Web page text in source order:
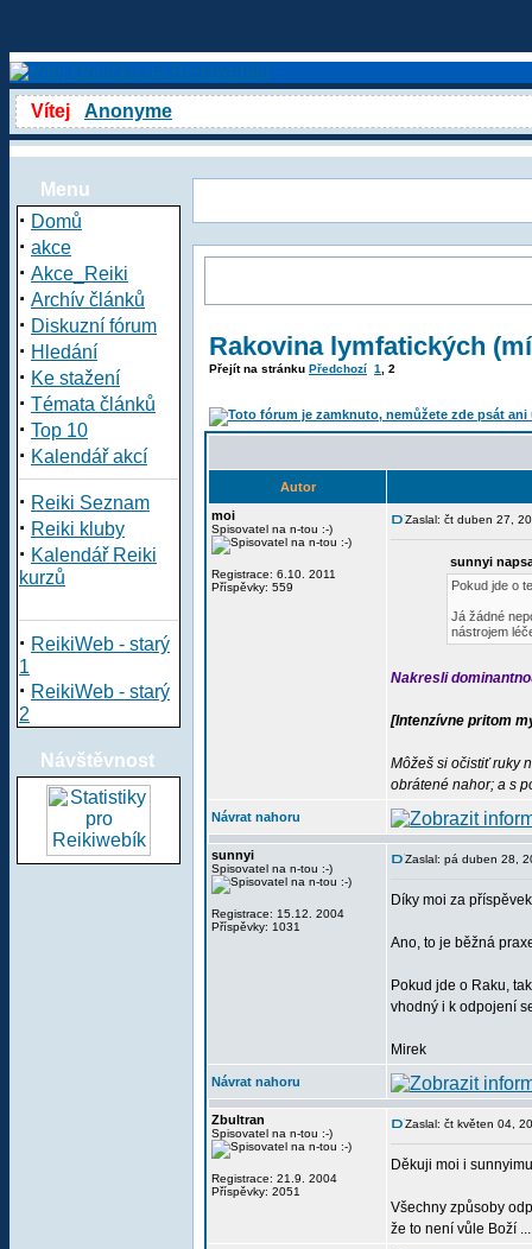
Vítej Anonyme
Menu
· Domů
· akce
· Akce_Reiki
· Archív článků
· Diskuzní fórum
· Hledání
· Ke stažení
· Témata článků
· Top 10
· Kalendář akcí
· Reiki Seznam
· Reiki kluby
· Kalendář Reiki
kurzů
· ReikiWeb - starý
1
· ReikiWeb - starý
2
Návštěvnost
Rakovina lymfatických
Přejít na stránku Předchozí 1 2
Autor
moi
Spisovatel na n-tou :-)
Registrace: 6.10. 2011
Příspěvky: 559
Zaslal: čt duben 27,
sunnyi
Pokud jde o
Já žádné
nástrojem
Nakresli
[Intenzívne pritom
Môžeš si očistiť ruky
obrátené nahor; a s
Návrat nahoru
sunnyi
Spisovatel na n-tou :-)
Registrace: 15.12. 2004
Příspěvky: 1031
Zaslal: pá duben 28,
Díky moi za
Ano, to je běžná
Pokud jde o Raku,
vhodný i k odpojení
Mirek
Návrat nahoru
Zbultran
Spisovatel na n-tou :-)
Registrace: 21.9. 2004
Příspěvky: 2051
Zaslal: čt květen 04,
Děkuji moi i
Všechny způsoby
že to není vůle Boží